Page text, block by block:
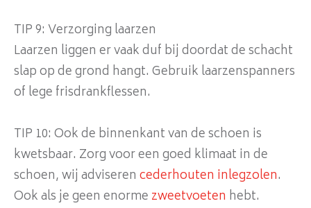
TIP 9: Verzorging laarzen
Laarzen liggen er vaak duf bij doordat de schacht
slap op de grond hangt. Gebruik laarzenspanners
of lege frisdrankflessen.
TIP 10: Ook de binnenkant van de schoen is
kwetsbaar. Zorg voor een goed klimaat in de
schoen, wij adviseren cederhouten inlegzolen.
Ook als je geen enorme zweetvoeten hebt.